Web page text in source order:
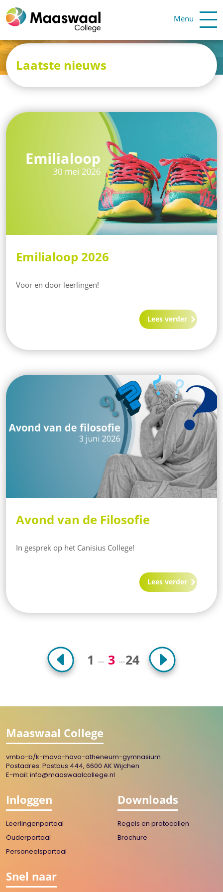
Menu
Laatste nieuws
Emilialoop 2026
Voor en door leerlingen!
Lees verder
Avond van de Filosofie
In gesprek op het Canisius College!
Lees verder
1 ... 3 ...24
Maaswaal College
vmbo-b/k-mavo-havo-atheneum-gymnasium
Postadres: Postbus 444, 6600 AK Wijchen
E-mail: info@maaswaalcollege.nl
Inloggen
Leerlingenportaal
Ouderportaal
Personeelsportaal
Downloads
Regels en protocollen
Brochure
Snel naar